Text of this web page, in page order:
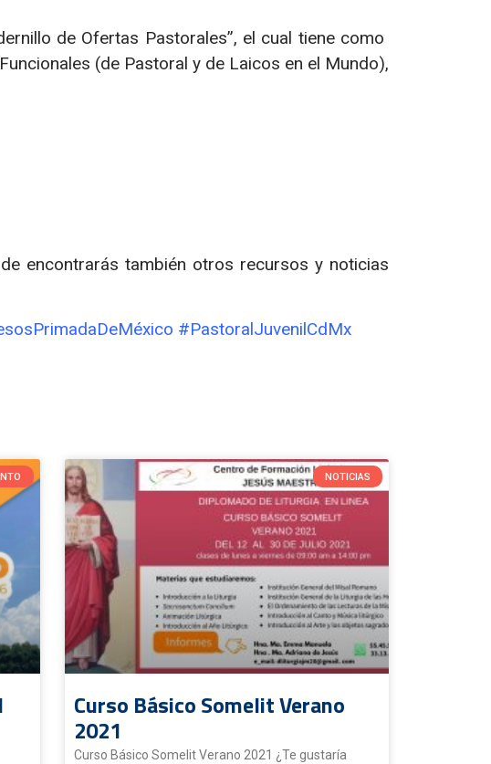
de Ofertas Pastorales”, el cual tiene como
(de Pastoral y de Laicos en el Mundo),
encontrarás también otros recursos y noticias
#PastoralJuvenilCdMx
NOTICIAS
Curso Básico Somelit Verano
2021
Curso Básico Somelit Verano 2021 ¿Te gustaría